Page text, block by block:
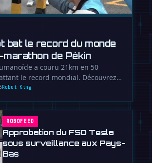
bat le record du monde
marathon de Pékin
a couru 21km en 50
le record mondial. Découvrez
technologie a atteint …
Robot King
ROBOFEED
Approbation du FSD Tesla
sous surveillance aux Pays-
Bas